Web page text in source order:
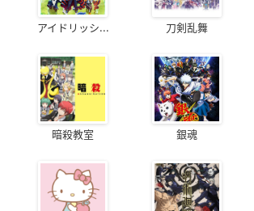
アイドリッシ... 刀剣乱舞
暗殺教室 銀魂